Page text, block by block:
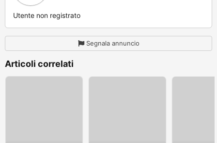
Utente non registrato
Segnala annuncio
Articoli correlati